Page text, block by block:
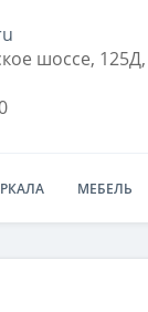
шоссе, 125Д,
МЕБЕЛЬ